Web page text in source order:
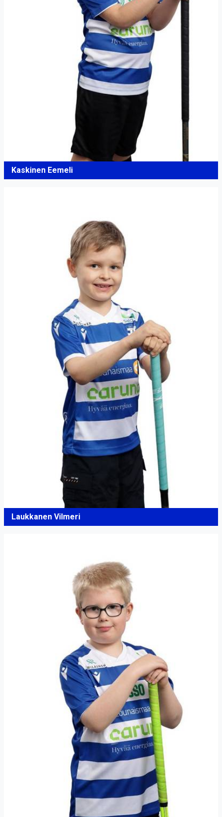
Kaskinen Eemeli
Laukkanen Vilmeri